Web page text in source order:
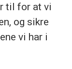
til for at vi
og sikre
vi har i